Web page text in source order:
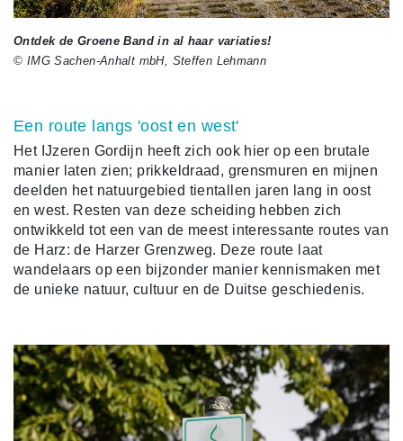
Ontdek de Groene Band in al haar variaties!
© IMG Sachen-Anhalt mbH, Steffen Lehmann
Een route langs 'oost en west'
Het IJzeren Gordijn heeft zich ook hier op een brutale
manier laten zien; prikkeldraad, grensmuren en mijnen
deelden het natuurgebied tientallen jaren lang in oost
en west. Resten van deze scheiding hebben zich
ontwikkeld tot een van de meest interessante routes van
de Harz: de Harzer Grenzweg. Deze route laat
wandelaars op een bijzonder manier kennismaken met
de unieke natuur, cultuur en de Duitse geschiedenis.